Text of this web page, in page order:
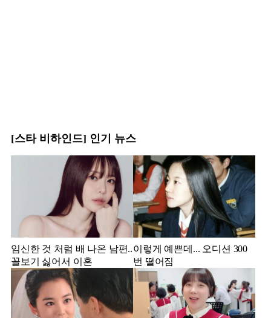
[스타 비하인드] 인기 뉴스
임신한 것 처럼 배 나온 남편..
꼴보기 싫어서 이혼
이렇게 예쁜데... 오디션 300
번 떨어짐